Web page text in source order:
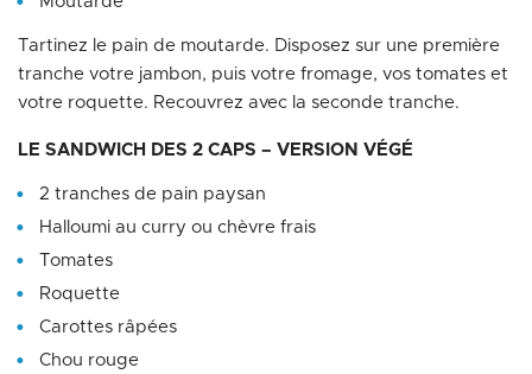
Tartinez le pain de moutarde. Disposez sur une première
tranche votre jambon, puis votre fromage, vos tomates et
votre roquette. Recouvrez avec la seconde tranche.
LE SANDWICH DES 2 CAPS – VERSION VÉGÉ
2 tranches de pain paysan
Halloumi au curry ou chèvre frais
Tomates
Roquette
Carottes râpées
Chou rouge